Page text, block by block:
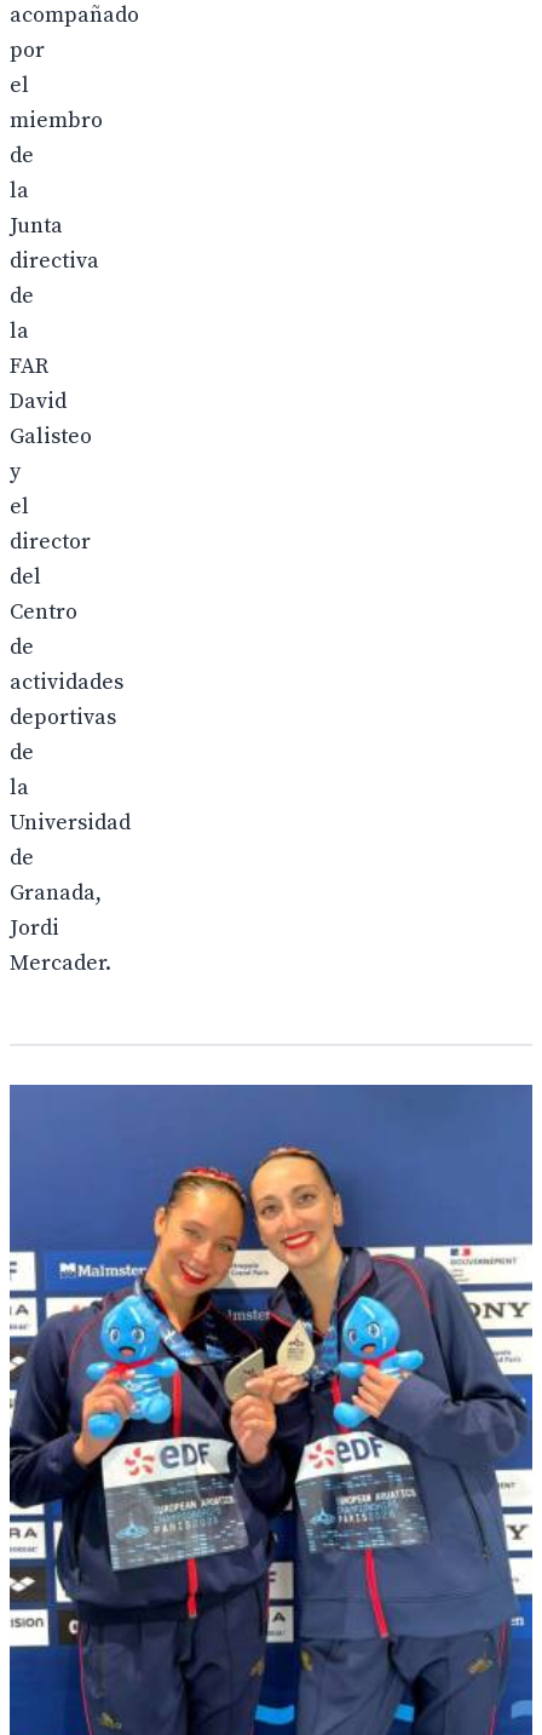
acompañado
por
el
miembro
de
la
Junta
directiva
de
la
FAR
David
Galisteo
y
el
director
del
Centro
de
actividades
deportivas
de
la
Universidad
de
Granada,
Jordi
Mercader.